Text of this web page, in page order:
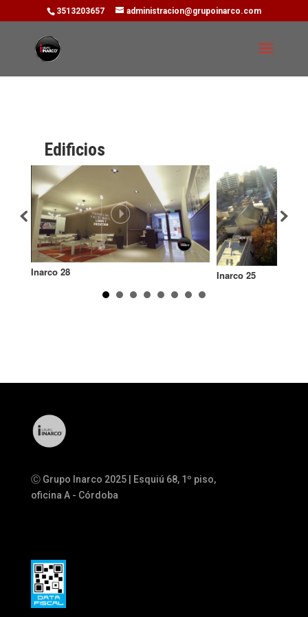
3513203657 administracion@grupoinarco.com
Edificios
Inarco 28 Inarco 25
Ⓒ Grupo Inarco 2025 | Esquiú 68, 1º piso,
oficina A - Córdoba